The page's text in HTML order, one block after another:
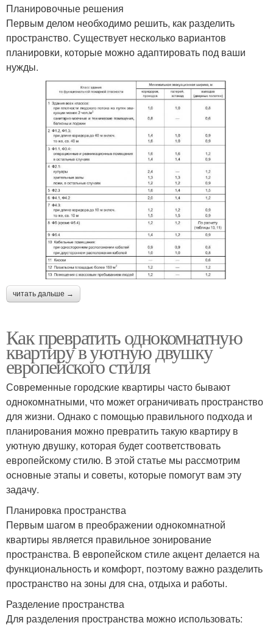
Планировочные решения
Первым делом необходимо решить, как разделить
пространство. Существует несколько вариантов
планировки, которые можно адаптировать под ваши
нужды.
читать дальше →
Как превратить однокомнатную
квартиру в уютную двушку
европейского стиля
Современные городские квартиры часто бывают
однокомнатными, что может ограничивать пространство
для жизни. Однако с помощью правильного подхода и
планирования можно превратить такую квартиру в
уютную двушку, которая будет соответствовать
европейскому стилю. В этой статье мы рассмотрим
основные этапы и советы, которые помогут вам эту
задачу.
Планировка пространства
Первым шагом в преображении однокомнатной
квартиры является правильное зонирование
пространства. В европейском стиле акцент делается на
функциональность и комфорт, поэтому важно разделить
пространство на зоны для сна, отдыха и работы.
Разделение пространства
Для разделения пространства можно использовать: